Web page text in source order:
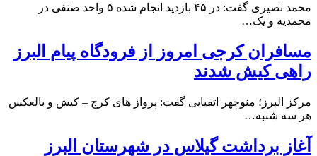
محمد نصیری گفت: در ۴۵ بازدید انجام شده ۵ واحد صنفی در
محمدیه و یک…
مسافران کرجی امروز از فرودگاه پیام البرز
راهی کیش شدند
مرکز البرز؛ منوچهر اتقیایی گفت: پرواز های کرج – کیش و بالعکس
هر سه شنبه…
آغاز برداشت گیلاس در شهرستان البرز